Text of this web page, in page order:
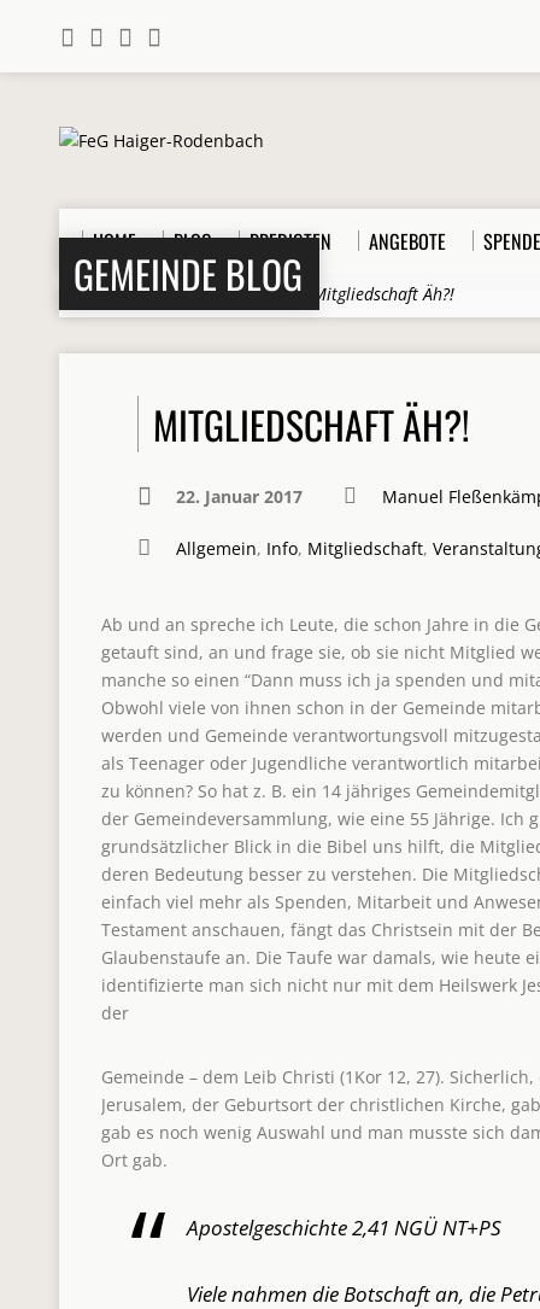
HOME BLOG PREDIGTEN ANGEBOTE
GEMEINDE BLOG
Home> Beiträge > Allgemein> Mitgliedschaft Äh?!
MITGLIEDSCHAFT ÄH?!
22. Januar 2017 Manuel
Allgemein, Info, Mitgliedschaft,
Ab und an spreche ich Leute, die schon Jahre in die
getauft sind, an und frage sie, ob sie nicht Mitglied
manche so einen “Dann muss ich ja spenden und
Obwohl viele von ihnen schon in der Gemeinde
werden und Gemeinde verantwortungsvoll
als Teenager oder Jugendliche verantwortlich
zu können? So hat z. B. ein 14 jähriges
der Gemeindeversammlung, wie eine 55 Jährige. Ich
grundsätzlicher Blick in die Bibel uns hilft, die
deren Bedeutung besser zu verstehen. Die
einfach viel mehr als Spenden, Mitarbeit und
Testament anschauen, fängt das Christsein mit der
Glaubenstaufe an. Die Taufe war damals, wie heute
identifizierte man sich nicht nur mit dem Heilswerk
der
Gemeinde – dem Leib Christi (1Kor 12, 27).
Jerusalem, der Geburtsort der christlichen Kirche,
gab es noch wenig Auswahl und man musste sich
Ort gab.
Apostelgeschichte 2,41 NGÜ NT+PS
Viele nahmen die Botschaft an, die